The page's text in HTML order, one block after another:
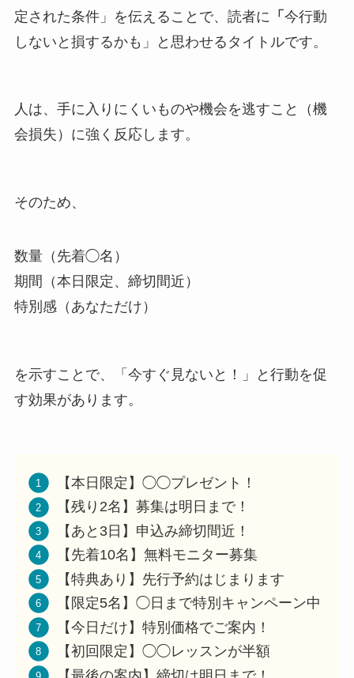
定された条件」を伝えることで、読者に 「 今行動
しないと損するかも」と思わせるタイトルです。
人は、手に入りにくいものや機会を逃すこと（機
会損失）に強く反応します。
そのため、
数量（先着◯名）
期間（本日限定、締切間近）
特別感（あなただけ）
を示すことで、「今すぐ見ないと！」と行動を促
す効果があります。
【本日限定】◯◯プレゼント！
【残り2名】募集は明日まで！
【あと3日】申込み締切間近！
【先着10名】無料モニター募集
【特典あり】先行予約はじまります
【限定5名】◯日まで特別キャンペーン中
【今日だけ】特別価格でご案内！
【初回限定】◯◯レッスンが半額